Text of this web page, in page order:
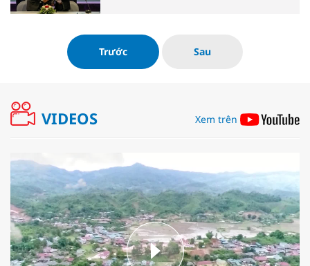
Trước Sau
VIDEOS Xem trên